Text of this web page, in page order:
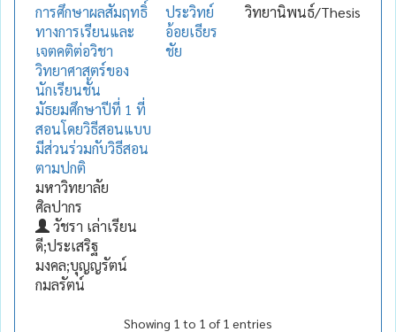
การศึกษาผลสัมฤทธิ์
ทางการเรียนและ
เจตคติต่อวิชา
วิทยาศาสตร์ของ
นักเรียนชั้น
มัธยมศึกษาปีที่ 1 ที่
สอนโดยวิธีสอนแบบ
มีส่วนร่วมกับวิธีสอน
ตามปกติ
มหาวิทยาลัย
ศิลปากร
วัชรา เล่าเรียน
ดี;ประเสริฐ
มงคล;บุญญรัตน์
กมลรัตน์
ประวิทย์
อ้อยเธียร
ชัย
วิทยานิพนธ์/Thesis
Showing 1 to 1 of 1 entries